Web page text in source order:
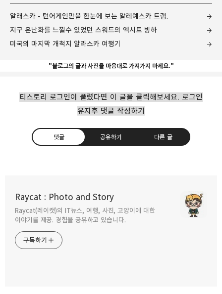
알래스카 - 턴어게인만을 한눈에 보는 알레예스카 트램.
지구 온난화를 느낄수 있었던 스워드의 엑시트 빙하
미국의 마지막 개척지 알라스카 여행기
"블로그의 글과 사진을 마음대로 가져가지 마세요."
티스토리 로그인이 풀렸다면 이 글을 클릭해보세요. 로그인
유지후 댓글 작성하기
댓글 공유하기 다른 글
Raycat : Photo and Story
Raycat(레이캣)의 IT뉴스, 여행, 사진, 고양이에 대한
이야기를 제공. 경험을 공유하고 있습니다.
구독하기
구독하기 카카오톡
바다빙하
2012.09.05
알래스카 - 턴어게인만을 한눈에 보는
알레예스카 트램.